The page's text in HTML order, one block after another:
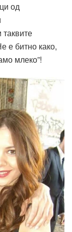
од
таквите
е битно како,
млеко”!